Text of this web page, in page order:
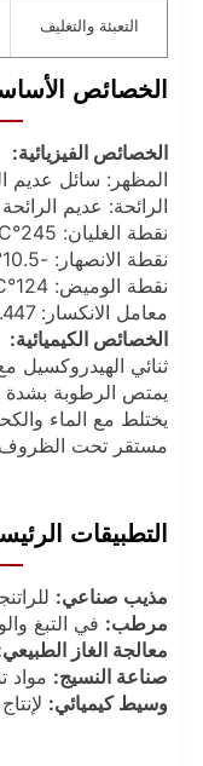
التعبئة والتغليف
الخصائص
الخصائص الفيزيائية:
المظهر: سائل عديم
الرائحة: عديم الرائحة
نقطة الغليان: 245°C
نقطة الانصهار: -10.5°C
نقطة الوميض: 124°C (كوب مغلق)
معامل الانكسار: 1.447 عند 20°C
الخصائص الكيميائية:
ثنائي الهيدروكسيل
يمتص الرطوبة بشدة
يختلط مع الماء
مستقر تحت الظروف
التطبيقات
مذيب صناعي:
مرطب: في التبغ
معالجة الغاز
صناعة النسيج: مواد
وسيط كيميائي: